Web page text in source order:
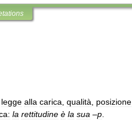
legge alla carica qualità posizione
la rettitudine è la sua –p